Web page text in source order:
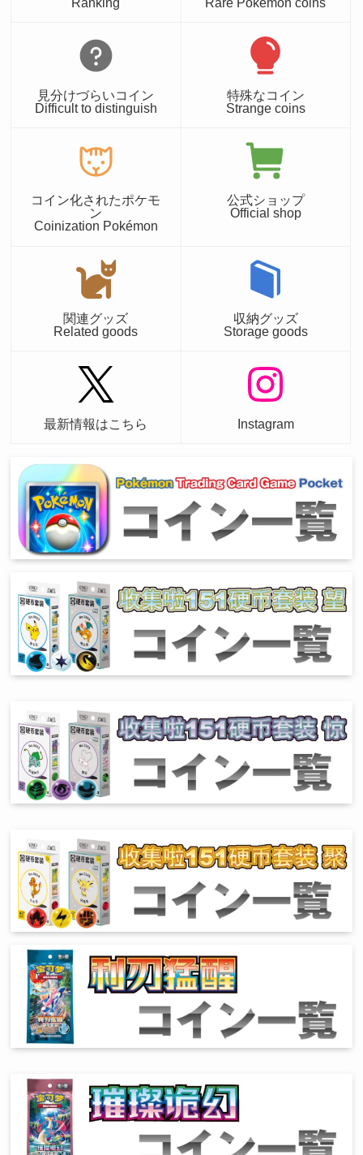
見分けづらいコイン
Difficult to distinguish
特殊なコイン
Strange coins
コイン化されたポケモ
ン
Coinization Pokémon
公式ショップ
Official shop
関連グッズ
Related goods
収納グッズ
Storage goods
最新情報はこちら Instagram